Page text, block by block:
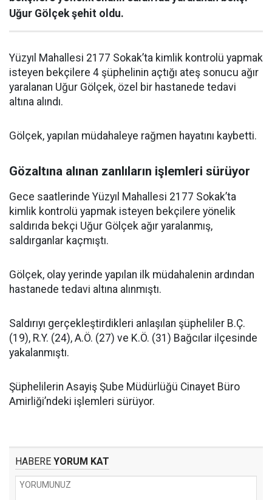
Uğur Gölçek şehit oldu.
Yüzyıl Mahallesi 2177 Sokak’ta kimlik kontrolü yapmak
isteyen bekçilere 4 şüphelinin açtığı ateş sonucu ağır
yaralanan Uğur Gölçek, özel bir hastanede tedavi
altına alındı.
Gölçek, yapılan müdahaleye rağmen hayatını kaybetti.
Gözaltına alınan zanlıların işlemleri sürüyor
Gece saatlerinde Yüzyıl Mahallesi 2177 Sokak’ta
kimlik kontrolü yapmak isteyen bekçilere yönelik
saldırıda bekçi Uğur Gölçek ağır yaralanmış,
saldırganlar kaçmıştı.
Gölçek, olay yerinde yapılan ilk müdahalenin ardından
hastanede tedavi altına alınmıştı.
Saldırıyı gerçekleştirdikleri anlaşılan şüpheliler B.Ç.
(19), R.Y. (24), A.Ö. (27) ve K.Ö. (31) Bağcılar ilçesinde
yakalanmıştı.
Şüphelilerin Asayiş Şube Müdürlüğü Cinayet Büro
Amirliği’ndeki işlemleri sürüyor.
HABERE YORUM KAT